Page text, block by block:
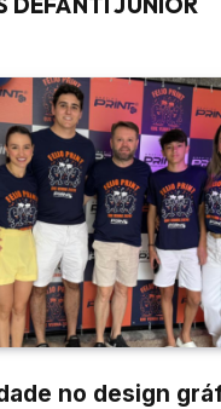
no design